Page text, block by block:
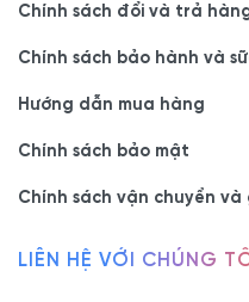
Chính sách đổi và trả
Chính sách bảo hành và
Hướng dẫn mua hàng
Chính sách bảo mật
Chính sách vận chuyển và
LIÊN HỆ VỚI CHÚNG